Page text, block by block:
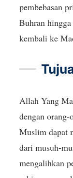
pembebasan
Buhran
kembali ke
Allah Yang
dengan
Muslim dapat
dari musuh-
mengalihkan